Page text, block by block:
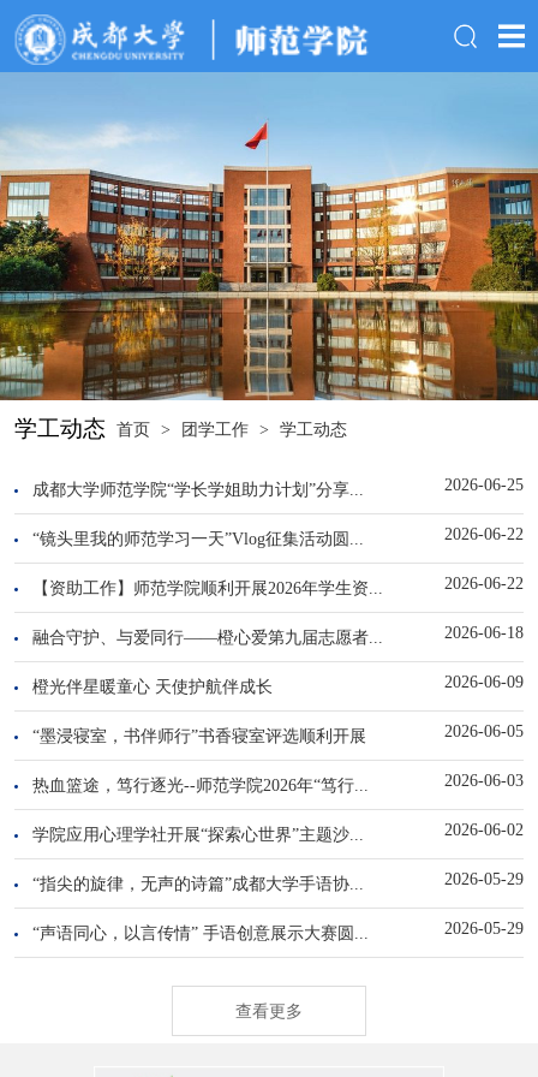
学工动态 首页 > 团学工作 > 学工动态
成都大学师范学院“学长学姐助力计划”分享... 2026-06-25
“镜头里我的师范学习一天”Vlog征集活动圆... 2026-06-22
【资助工作】师范学院顺利开展2026年学生资... 2026-06-22
融合守护、与爱同行——橙心爱第九届志愿者... 2026-06-18
橙光伴星暖童心 天使护航伴成长 2026-06-09
“墨浸寝室，书伴师行”书香寝室评选顺利开展 2026-06-05
热血篮途，笃行逐光--师范学院2026年“笃行... 2026-06-03
学院应用心理学社开展“探索心世界”主题沙... 2026-06-02
“指尖的旋律，无声的诗篇”成都大学手语协... 2026-05-29
“声语同心，以言传情” 手语创意展示大赛圆... 2026-05-29
查看更多